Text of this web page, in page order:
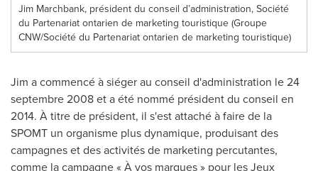
Jim Marchbank, président du conseil d’administration, Société
du Partenariat ontarien de marketing touristique (Groupe
CNW/Société du Partenariat ontarien de marketing touristique)
Jim a commencé à siéger au conseil d'administration le 24
septembre2008 eta été nommé président du conseil en
2014. À titre de président, il s'est attaché à faire de la
SPOMT un organisme plus dynamique, produisant des
campagnes et des activités de marketing percutantes,
comme la campagne « À vos marques » pour les Jeux